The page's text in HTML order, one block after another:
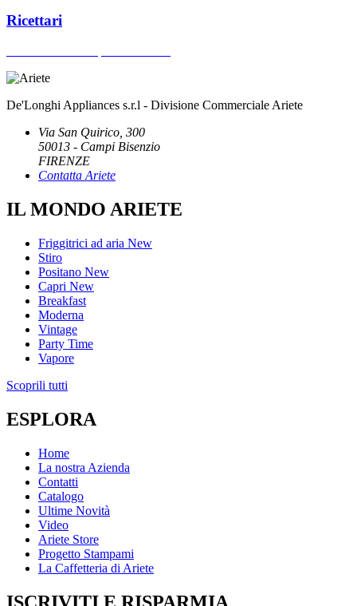
Ricettari
De'Longhi Appliances s.r.l - Divisione Commerciale Ariete
Via San Quirico, 300
50013 - Campi Bisenzio
FIRENZE
Contatta Ariete
IL MONDO ARIETE
Friggitrici ad aria New
Stiro
Positano New
Capri New
Breakfast
Moderna
Vintage
Party Time
Vapore
Scoprili tutti
ESPLORA
Home
La nostra Azienda
Contatti
Catalogo
Ultime Novità
Video
Ariete Store
Progetto Stampami
La Caffetteria di Ariete
ISCRIVITI E RISPARMIA